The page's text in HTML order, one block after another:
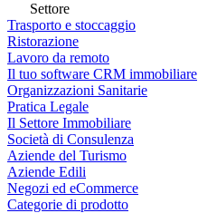
Settore
Trasporto e stoccaggio
Ristorazione
Lavoro da remoto
Il tuo software CRM immobiliare
Organizzazioni Sanitarie
Pratica Legale
Il Settore Immobiliare
Società di Consulenza
Aziende del Turismo
Aziende Edili
Negozi ed eCommerce
Categorie di prodotto